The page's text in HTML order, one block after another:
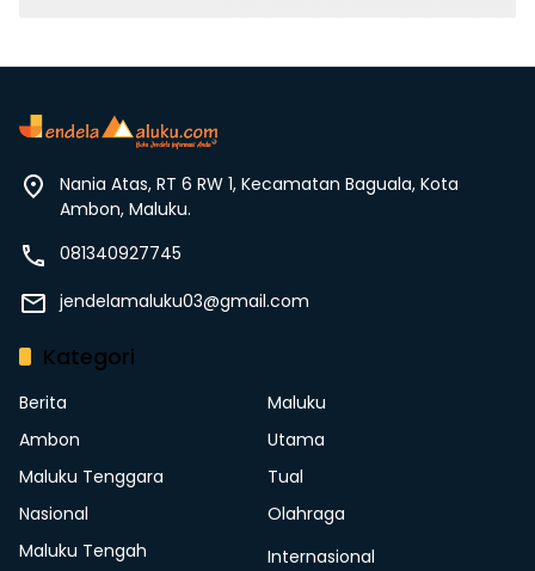
Nania Atas, RT 6 RW 1, Kecamatan Baguala, Kota
Ambon, Maluku.
081340927745
jendelamaluku03@gmail.com
Kategori
Berita
Maluku
Ambon
Utama
Maluku Tenggara
Tual
Nasional
Olahraga
Maluku Tengah
Internasional